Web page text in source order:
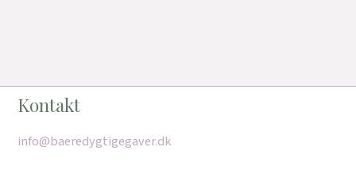
Kontakt
info@baeredygtigegaver.dk